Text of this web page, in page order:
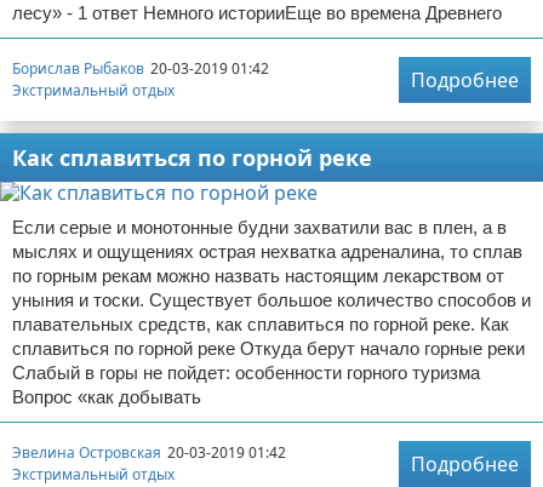
лесу» - 1 ответ Немного историиЕще во времена Древнего
Борислав Рыбаков 20-03-2019 01:42
Экстримальный отдых
Подробнее
Как сплавиться по горной реке
Если серые и монотонные будни захватили вас в плен, а в
мыслях и ощущениях острая нехватка адреналина, то сплав
по горным рекам можно назвать настоящим лекарством от
уныния и тоски. Существует большое количество способов и
плавательных средств, как сплавиться по горной реке. Как
сплавиться по горной реке Откуда берут начало горные реки
Слабый в горы не пойдет: особенности горного туризма
Вопрос «как добывать
Эвелина Островская 20-03-2019 01:42
Экстримальный отдых
Подробнее